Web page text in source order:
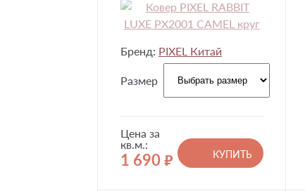
Бренд: PIXEL Китай
Размер
Цена за
кв.м.:
1 690 руб.
КУПИТЬ